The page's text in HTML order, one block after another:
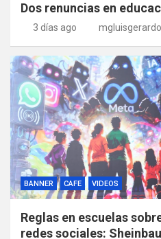
Dos renuncias en
3 días ago mgluisgerardo
BANNER CAFE VIDEOS
Reglas en escuelas
redes sociales: